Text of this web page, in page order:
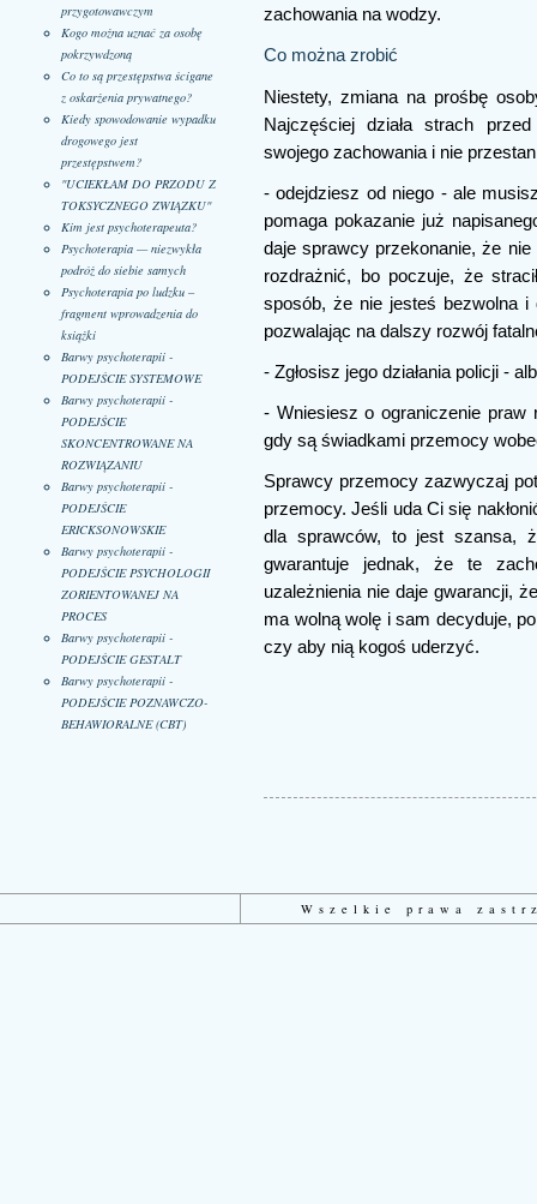
przygotowawczym
Kogo można uznać za osobę
pokrzywdzoną
Co to są przestępstwa ścigane
z oskarżenia prywatnego?
Kiedy spowodowanie wypadku
drogowego jest
przestępstwem?
"UCIEKŁAM DO PRZODU Z
TOKSYCZNEGO ZWIĄZKU"
Kim jest psychoterapeuta?
Psychoterapia — niezwykła
podróż do siebie samych
Psychoterapia po ludzku –
fragment wprowadzenia do
książki
Barwy psychoterapii -
PODEJŚCIE SYSTEMOWE
Barwy psychoterapii -
PODEJŚCIE
SKONCENTROWANE NA
ROZWIĄZANIU
Barwy psychoterapii -
PODEJŚCIE
ERICKSONOWSKIE
Barwy psychoterapii -
PODEJŚCIE PSYCHOLOGII
ZORIENTOWANEJ NA
PROCES
Barwy psychoterapii -
PODEJŚCIE GESTALT
Barwy psychoterapii -
PODEJŚCIE POZNAWCZO-
BEHAWIORALNE (CBT)
zachowania na wodzy.
Co można zrobić
Niestety, zmiana na prośbę
Najczęściej działa strach
swojego zachowania i nie
- odejdziesz od niego - ale
pomaga pokazanie już
daje sprawcy przekonanie, że
rozdrażnić, bo poczuje, że
sposób, że nie jesteś bezwolna
pozwalając na dalszy rozwój
- Zgłosisz jego działania policji -
- Wniesiesz o ograniczenie
gdy są świadkami przemocy
Sprawcy przemocy zazwyczaj
przemocy. Jeśli uda Ci się
dla sprawców, to jest szansa,
gwarantuje jednak, że te
uzależnienia nie daje gwarancji,
ma wolną wolę i sam decyduje,
czy aby nią kogoś uderzyć.
Wszelkie prawa